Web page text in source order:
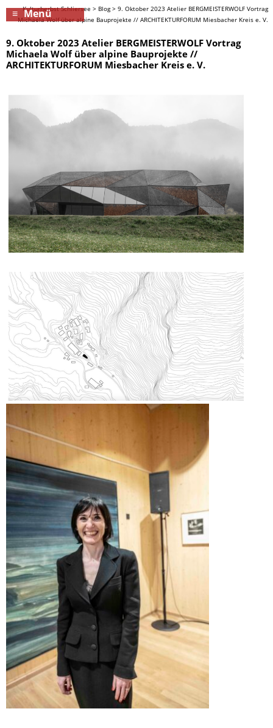
Menü
Kulturherbst Schliersee > Blog>9. Oktober 2023 Atelier BERGMEISTERWOLF Vortrag
Michaela Wolf über alpine Bauprojekte // ARCHITEKTURFORUM Miesbacher Kreis e. V.
9. Oktober 2023 Atelier BERGMEISTERWOLF Vortrag
Michaela Wolf über alpine Bauprojekte //
ARCHITEKTURFORUM Miesbacher Kreis e. V.